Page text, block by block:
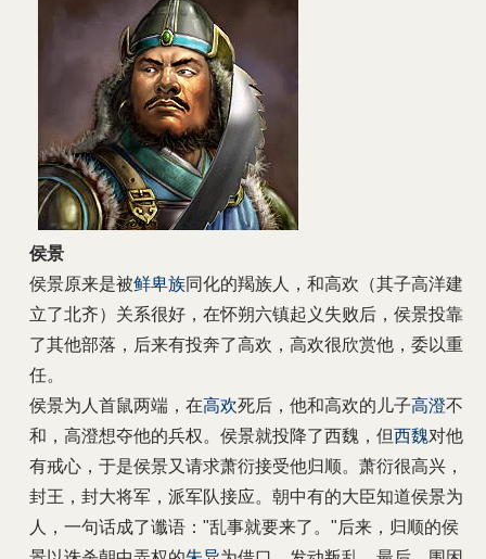
侯景
侯景原来是被鲜卑族同化的羯族人，和高欢（其子高洋建
立了北齐）关系很好，在怀朔六镇起义失败后，侯景投靠
了其他部落，后来有投奔了高欢，高欢很欣赏他，委以重
任。
侯景为人首鼠两端，在高欢死后，他和高欢的儿子高澄不
和，高澄想夺他的兵权。侯景就投降了西魏，但西魏对他
有戒心，于是侯景又请求萧衍接受他归顺。萧衍很高兴，
封王，封大将军，派军队接应。朝中有的大臣知道侯景为
人，一句话成了谶语："乱事就要来了。"后来，归顺的侯